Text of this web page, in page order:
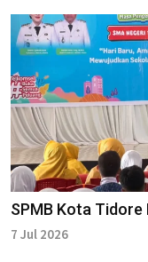
SPMB Kota
7 Jul 2026